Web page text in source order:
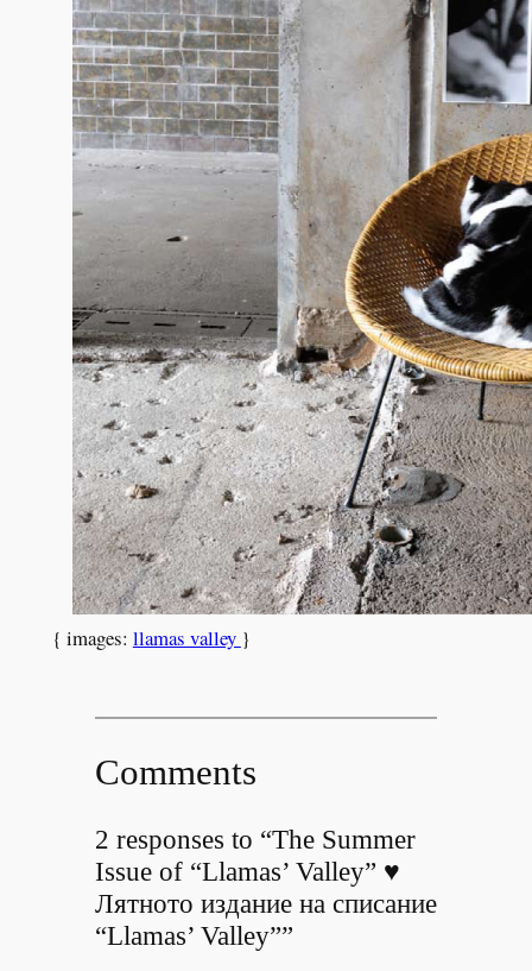
{ images: llamas valley }
Comments
2 responses to “The Summer
Issue of “Llamas’ Valley” ♥
Лятното издание на списание
“Llamas’ Valley””